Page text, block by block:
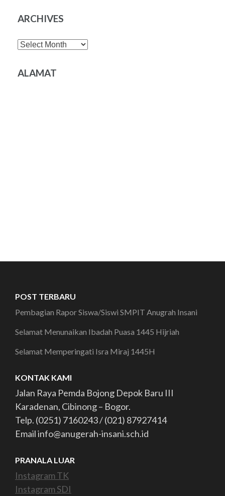
ARCHIVES
Archives
ALAMAT
POST TERBARU
Pembagian Rapor Siswa/Siswi SMPIT Anugrah Insani
Selamat Menunaikan Ibadah Puasa 1445 Hijriah
Selamat Memperingati Isra Miraj 1445H
KONTAK KAMI
Jalan Raya Pemda Bojong Depok Baru III
Karadenan, Cibinong – Bogor.
Telp. (0251) 7160243 / (021) 87927414
Email info@anugerah-insani.sch.id
PRANALA LUAR
Instagram TK
Instagram SDI